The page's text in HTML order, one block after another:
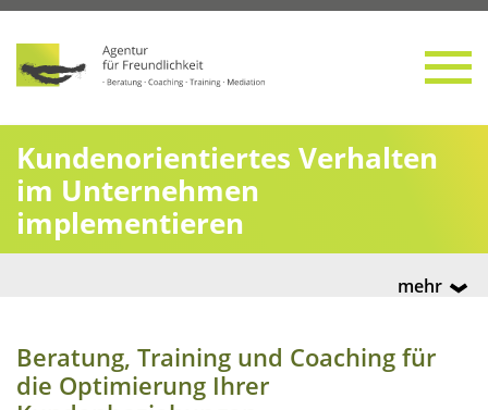
Kun­den­ori­en­tier­tes Ver­hal­ten
im Unter­neh­men
implementieren
mehr
Bera­tung, Trai­ning und Coa­ching für
die Opti­mie­rung Ihrer